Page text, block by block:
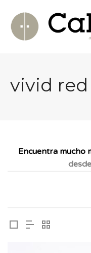
vivid red
Encuentra mucho